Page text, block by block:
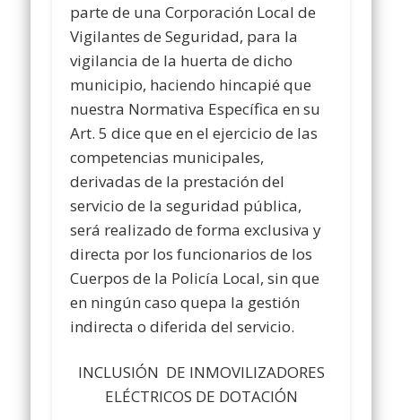
parte de una Corporación Local de
Vigilantes de Seguridad, para la
vigilancia de la huerta de dicho
municipio, haciendo hincapié que
nuestra Normativa Específica en su
Art. 5 dice que en el ejercicio de las
competencias municipales,
derivadas de la prestación del
servicio de la seguridad pública,
será realizado de forma exclusiva y
directa por los funcionarios de los
Cuerpos de la Policía Local, sin que
en ningún caso quepa la gestión
indirecta o diferida del servicio.
INCLUSIÓN DE INMOVILIZADORES
ELÉCTRICOS DE DOTACIÓN